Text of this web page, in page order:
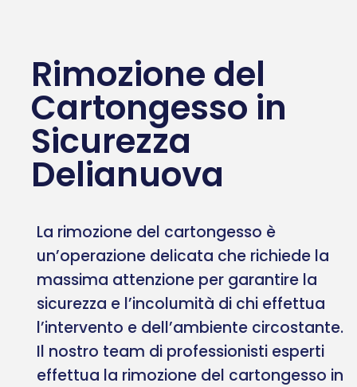
Rimozione del
Cartongesso in
Sicurezza
Delianuova
La rimozione del cartongesso è
un’operazione delicata che richiede la
massima attenzione per garantire la
sicurezza e l’incolumità di chi effettua
l’intervento e dell’ambiente circostante.
Il nostro team di professionisti esperti
effettua la rimozione del cartongesso in